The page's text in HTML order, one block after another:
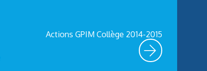
Actions GPIM Collège 2014-2015